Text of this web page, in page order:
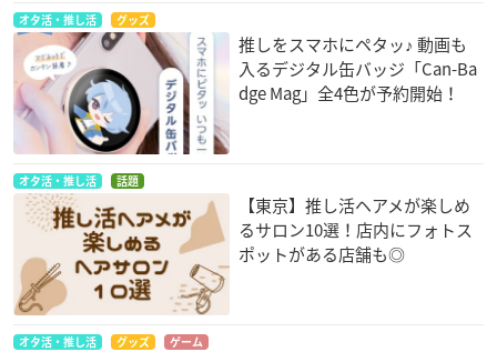
オタ活・推し活 グッズ
推しをスマホにペタッ♪ 動画も
入るデジタル缶バッジ「Can-Ba
dge Mag」全4色が予約開始！
オタ活・推し活 話題
【東京】推し活ヘアメが楽しめ
るサロン10選！店内にフォトス
ポットがある店舗も◎
オタ活・推し活 グッズ ゲーム